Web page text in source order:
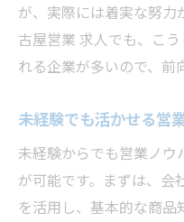
が、実際には着実な努力
古屋営業 求人でも、こ
れる企業が多いので、前
未経験でも活かせる営
未経験からでも営業ノウ
が可能です。まずは、会
を活用し、基本的な商